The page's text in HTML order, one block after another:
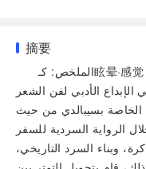
摘要
الملخص: كـ眩晕·感觉 يعتبر أول إصدار أدبي للكاتب W. G.
الإبداع الأدبي لفن الشعر
بسيبالدي من حيث
الرواية السردية للسفر
وبناء السرد التاريخي،